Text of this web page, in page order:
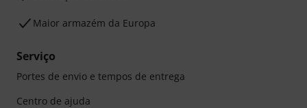
Maior armazém da Europa
Serviço
Portes de envio e tempos de entrega
Centro de ajuda